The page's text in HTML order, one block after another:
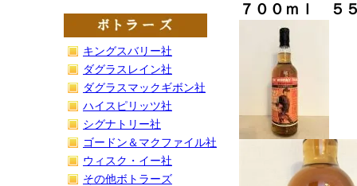
キングスバリー社
ダグラスレイン社
ダグラスマックギボン社
ハイスピリッツ社
シグナトリー社
ゴードン＆マクファイル社
ウィスク・イー社
その他ボトラーズ
７００ｍｌ ５